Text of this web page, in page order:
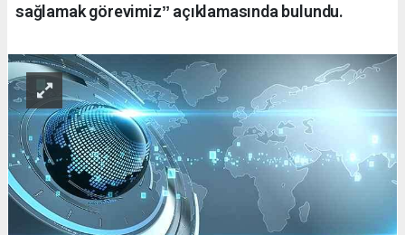
sağlamak görevimizˮ açıklamasında bulundu.